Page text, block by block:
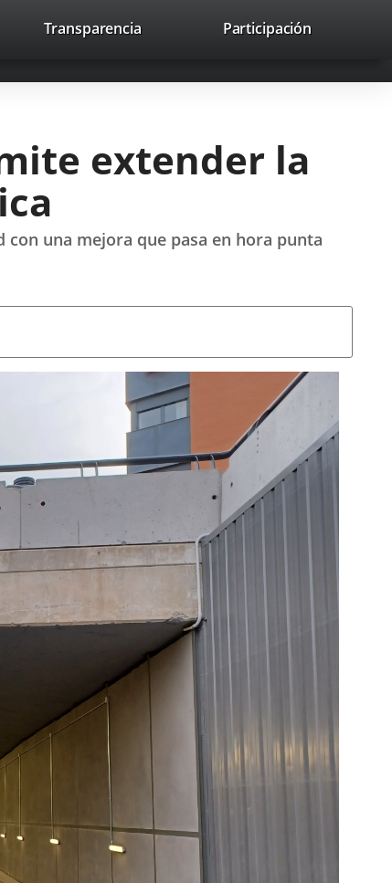
avaHeaderSocial
Enlace
una
Enlace
una
Enlace
una
Recherche
Transparencia Participación
extender la
una mejora que pasa en hora punta